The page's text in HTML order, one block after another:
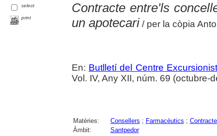
select
print
Contracte entre'ls
un apotecari/ per la còpia
En: Butlletí del Centre
Vol. IV, Any XII, núm. 69 (octubre-
Matèries: Consellers ; Farmacèutics ;
Àmbit:
Santpedor